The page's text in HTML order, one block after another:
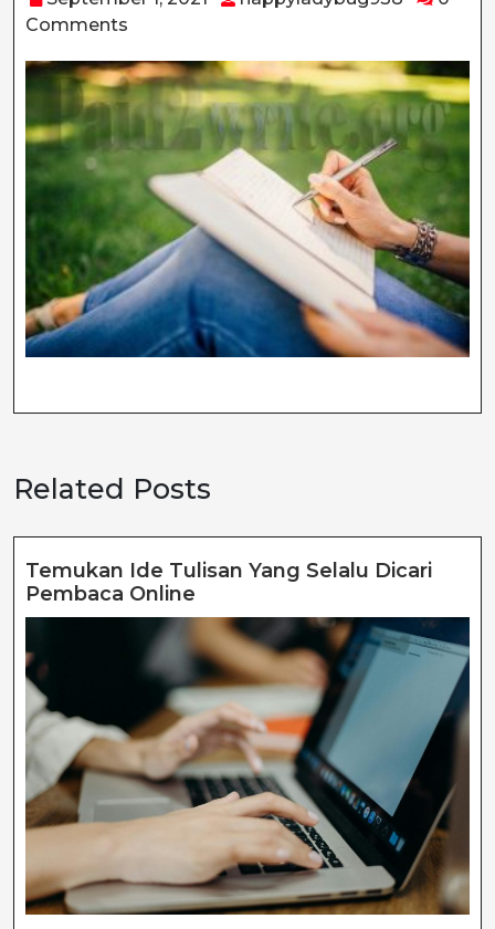
Comments
Related Posts
Temukan Ide Tulisan Yang Selalu Dicari
Pembaca Online
Ide
Tulisan
Yang
Selalu
Dicari
Pembaca
Online